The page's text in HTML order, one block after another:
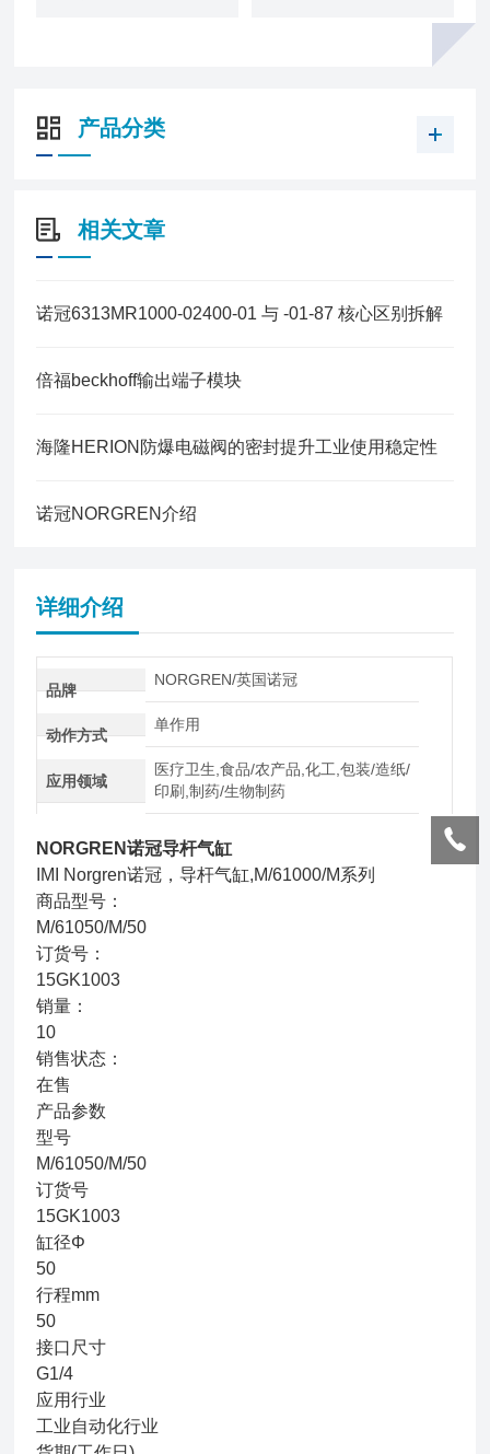
产品参数
型号
15GK1003
行程mm
接口尺寸
应用行业
货期(工作日)
产品分类
相关文章
诺冠6313MR1000-02400-01 与 -01-87 核心区别拆解
倍福beckhoff输出端子模块
海隆HERION防爆电磁阀的密封提升工业使用稳定性
诺冠NORGREN介绍
详细介绍
品牌
NORGREN/英国诺冠
动作方式
单作用
应用领域
医疗卫生,食品/农产品,化工,包装/造纸/
印刷,制药/生物制药
NORGREN诺冠导杆气缸
IMI Norgren诺冠，导杆气缸,M/61000/M系列
商品型号：
M/61050/M/50
订货号：
15GK1003
销量：
10
销售状态：
在售
产品参数
型号
M/61050/M/50
订货号
15GK1003
缸径Φ
50
行程mm
50
接口尺寸
G1/4
应用行业
工业自动化行业